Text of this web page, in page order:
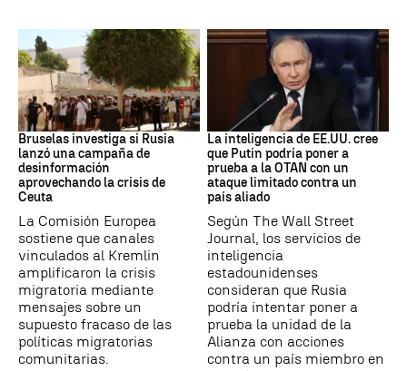
Desinformación rusa
Bruselas investiga si Rusia
lanzó una campaña de
desinformación
aprovechando la crisis de
Ceuta
La Comisión Europea
sostiene que canales
vinculados al Kremlin
amplificaron la crisis
migratoria mediante
mensajes sobre un
supuesto fracaso de las
políticas migratorias
comunitarias.
OTAN
La inteligencia de EE.UU. cree
que Putin podría poner a
prueba a la OTAN con un
ataque limitado contra un
país aliado
Según The Wall Street
Journal, los servicios de
inteligencia
estadounidenses
consideran que Rusia
podría intentar poner a
prueba la unidad de la
Alianza con acciones
contra un país miembro en